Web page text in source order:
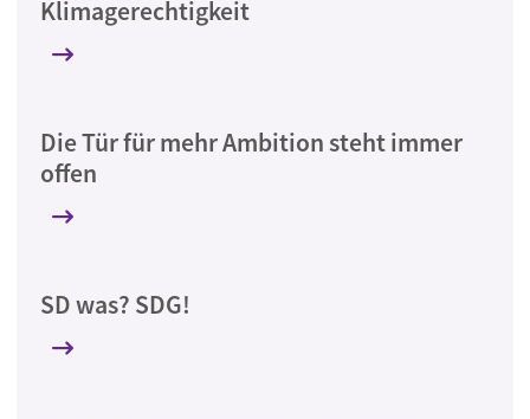
Klimagerechtigkeit
Die Tür für mehr Ambition steht immer
offen
SD was? SDG!